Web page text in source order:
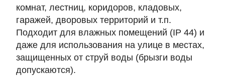
комнат, лестниц, коридоров, кладовых,
гаражей, дворовых территорий и т.п.
Подходит для влажных помещений (IP 44) и
даже для использования на улице в местах,
защищенных от струй воды (брызги воды
допускаются).